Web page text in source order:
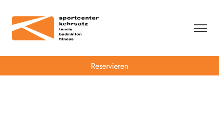
Reservieren